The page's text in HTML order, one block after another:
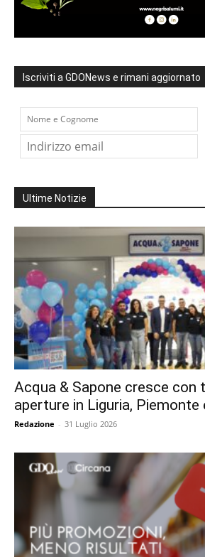
Iscriviti a GDONews e rimani aggiornato
Ultime Notizie
Acqua & Sapone cresce con
aperture in Liguria, Piemonte
Redazione - 31 Luglio 2026